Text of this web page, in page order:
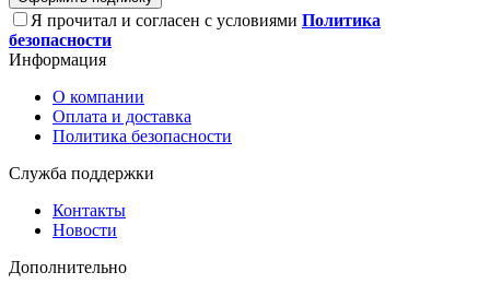
Я прочитал и согласен с условиями Политика
безопасности
Информация
О компании
Оплата и доставка
Политика безопасности
Служба поддержки
Контакты
Новости
Дополнительно